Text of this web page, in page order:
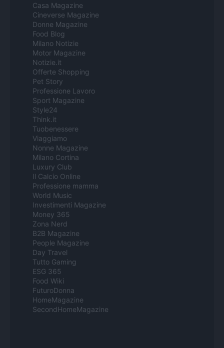
Casa Magazine
Cineverse Magazine
Donne Magazine
Food Blog
Milano Notizie
Motor Magazine
Notizie.it
Offerte Shopping
Pet Story
Professione Lavoro
Sport Magazine
Style24
Think.it
Tuobenessere
Viaggiamo
Nonne Magazine
Milano Cortina
Luxury Club
Il Calcio Online
Professione mamma
World Music
Investimenti Magazine
Money 365
Zona Nerd
B2B Magazine
People Magazine
Day Travel
Tutto Gaming
ESG 365
Food Wiki
FuturoDonna
HomeMagazine
SecondHomeMagazine